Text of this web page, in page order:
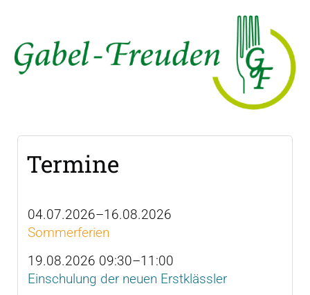
Termine
04.07.2026–16.08.2026
Sommerferien
19.08.2026 09:30–11:00
Einschulung der neuen Erstklässler